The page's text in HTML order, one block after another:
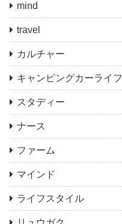
mind
travel
カルチャー
キャンピングカーライフ
スタディー
ナース
ファーム
マインド
ライフスタイル